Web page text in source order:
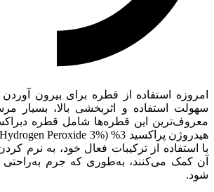
امروزه استفاده از قطره‌ برای بیرون
سهولت استفاده و اثربخشی بالا، بسیار
با استفاده از ترکیبات فعال خود، به نرم
آن کمک می‌کنند، به‌طوری که جرم
شود.